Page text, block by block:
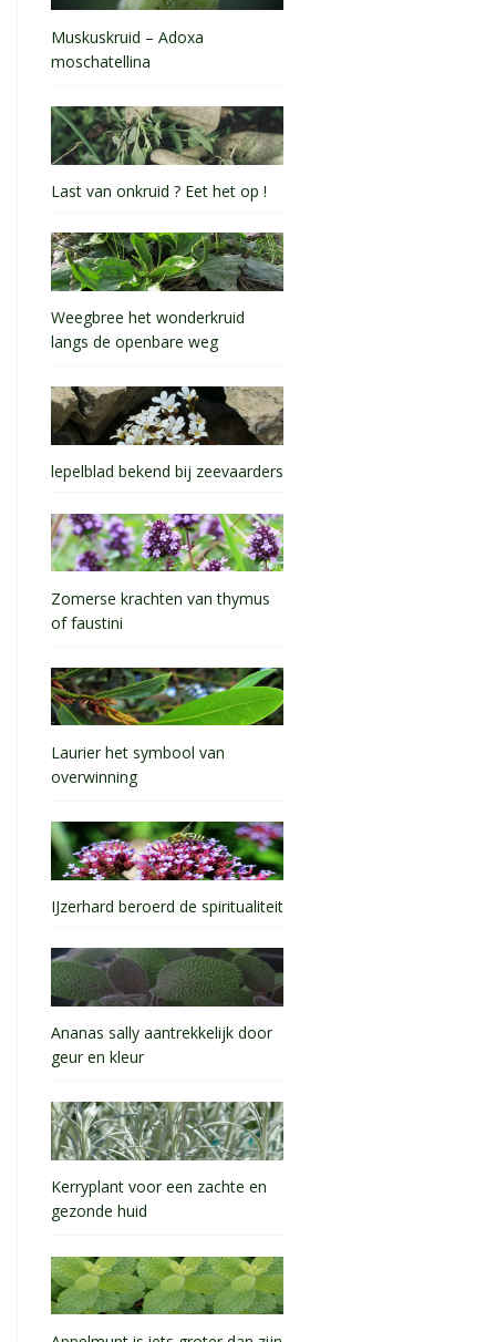
Muskuskruid – Adoxa
moschatellina
Last van onkruid ? Eet het op !
Weegbree het wonderkruid
langs de openbare weg
lepelblad bekend bij zeevaarders
Zomerse krachten van thymus
of faustini
Laurier het symbool van
overwinning
IJzerhard beroerd de spiritualiteit
Ananas sally aantrekkelijk door
geur en kleur
Kerryplant voor een zachte en
gezonde huid